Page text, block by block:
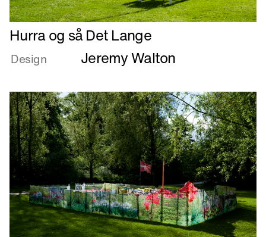
Læs
mere
om
så
Det
Lange
Hurra og så Det Lange
Design Jeremy Walton